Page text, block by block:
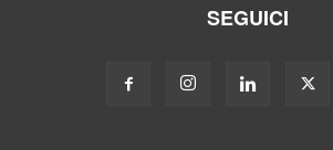
SEGUICI